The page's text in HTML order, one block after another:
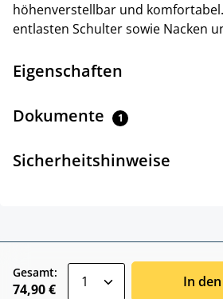
höhenverstellbar und
entlasten Schulter sowie Nacken
Eigenschaften
Dokumente 1
Sicherheitshinweise
Gesamt:
74,90 € In